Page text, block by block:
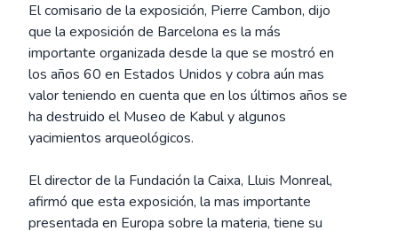
El comisario de la exposición, Pierre Cambon, dijo
que la exposición de Barcelona es la más
importante organizada desde la que se mostró en
los años 60 en Estados Unidos y cobra aún mas
valor teniendo en cuenta que en los últimos años se
ha destruido el Museo de Kabul y algunos
yacimientos arqueológicos.
El director de la Fundación la Caixa, Lluis Monreal,
afirmó que esta exposición, la mas importante
presentada en Europa sobre la materia, tiene su